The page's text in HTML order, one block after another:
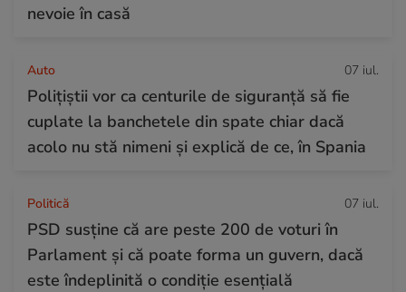
nevoie în casă
Auto 07 iul.
Polițiștii vor ca centurile de siguranță să fie
cuplate la banchetele din spate chiar dacă
acolo nu stă nimeni și explică de ce, în Spania
Politică 07 iul.
PSD susține că are peste 200 de voturi în
Parlament și că poate forma un guvern, dacă
este îndeplinită o condiție esențială